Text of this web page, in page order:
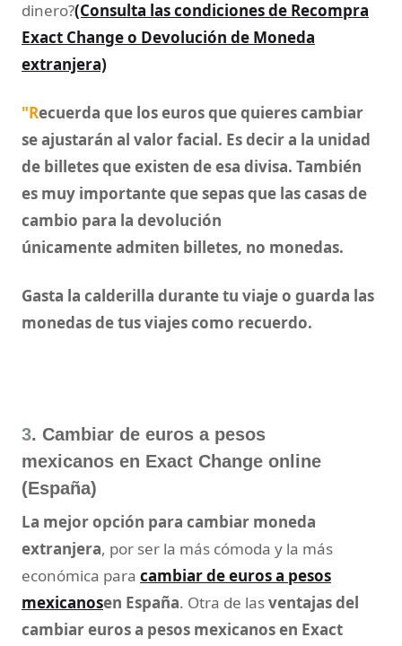
dinero?(Consulta las condiciones de Recompra
Exact Change o Devolución de Moneda
extranjera)
"Recuerda que los euros que quieres cambiar
se ajustarán al valor facial. Es decir a la unidad
de billetes que existen de esa divisa. También
es muy importante que sepas que las casas de
cambio para la devolución
únicamente admiten billetes, no monedas.
Gasta la calderilla durante tu viaje o guarda las
monedas de tus viajes como recuerdo.
3. Cambiar de euros a pesos
mexicanos en Exact Change online
(España)
La mejor opción para cambiar moneda
extranjera, por ser la más cómoda y la más
económica para cambiar de euros a pesos
mexicanosen España. Otra de lasventajas del
cambiar euros a pesos mexicanos en Exact